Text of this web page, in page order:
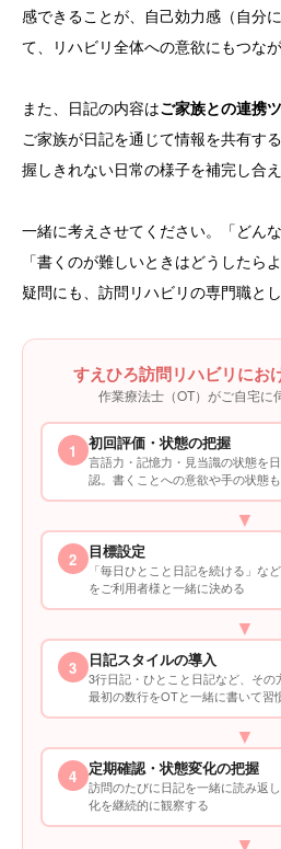
感できることが、自己効力感（自分
て、リハビリ全体への意欲にもつなが
また、日記の内容はご家族との連携
ご家族が日記を通じて情報を共有す
握しきれない日常の様子を補完し合え
一緒に考えさせてください。「どん
「書くのが難しいときはどうした
疑問にも、訪問リハビリの専門職と
すえひろ訪問リハビリにお
作業療法士（OT）がご自宅に
1 初回評価・状態の把握
言語力・記憶力・見当識の状態を
認。書くことへの意欲や手の状態
▼
2 目標設定
「毎日ひとこと日記を続ける」な
をご利用者様と一緒に決める
▼
3 日記スタイルの導入
3行日記・ひとこと日記など、その
最初の数行をOTと一緒に書いて習
▼
4 定期確認・状態変化の把握
訪問のたびに日記を一緒に読み返
化を継続的に観察する